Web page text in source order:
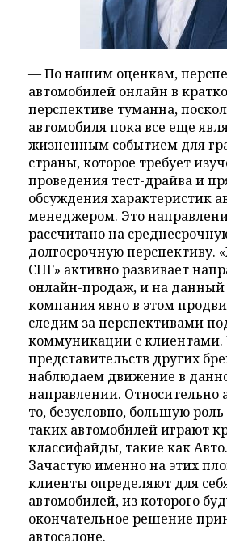
— По нашим оценкам,
автомобилей онлайн в
перспективе туманна,
автомобиля пока все еще
жизненным событием для
страны, которое требует
проведения тест-драйва и
обсуждения характеристик
менеджером. Это
рассчитано на
долгосрочную перспективу.
СНГ» активно развивает
онлайн-продаж, и на
компания явно в этом
следим за перспективами
коммуникации с клиентами.
представительств других
наблюдаем движение в
направлении. Относительно
то, безусловно, большую
таких автомобилей играют
классифайды, такие как
Зачастую именно на этих
клиенты определяют для
автомобилей, из которого
окончательное решение
автосалоне.